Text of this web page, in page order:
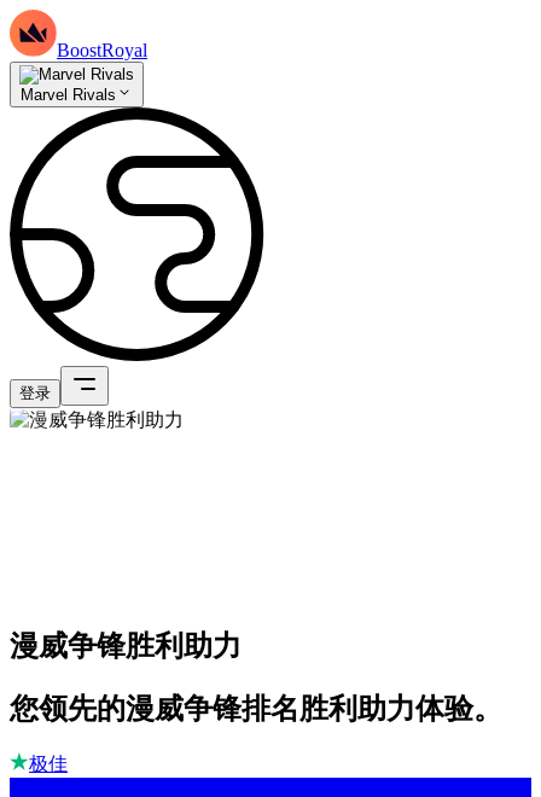
BoostRoyal
Marvel Rivals
登录
漫威争锋胜利助力
您领先的漫威争锋排名胜利助力体验。
极佳